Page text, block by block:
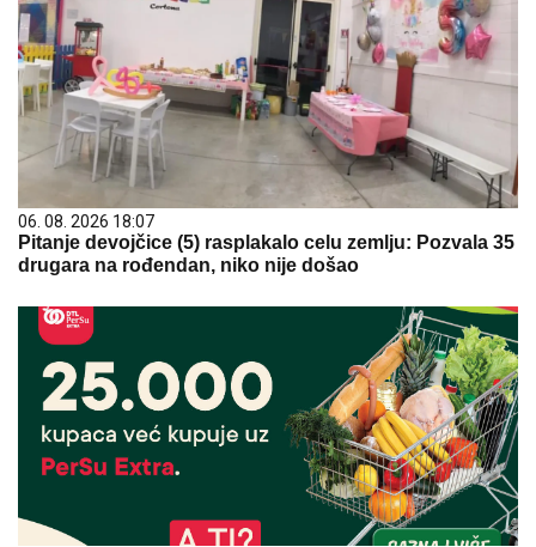
06. 08. 2026 18:07
Pitanje devojčice (5) rasplakalo celu zemlju: Pozvala 35
drugara na rođendan, niko nije došao